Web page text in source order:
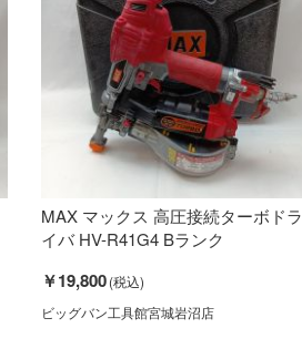
MAX マックス 高圧接続ターボドラ
イバ HV-R41G4 Bランク
￥19,800
ビッグバン工具館宮城岩沼店